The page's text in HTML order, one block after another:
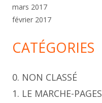
mars 2017
février 2017
CATÉGORIES
0. NON CLASSÉ
1. LE MARCHE-PAGES